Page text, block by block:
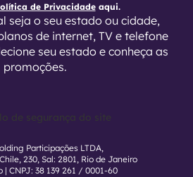
de Privacidadeaqui.
seja o seu estado ou cidade,
de internet, TV e telefone
seu estado e conheça as
promoções.
Participações LTDA,
230, Sal: 2801, Rio de Janeiro
| CNPJ: 38 139 261 / 0001-60